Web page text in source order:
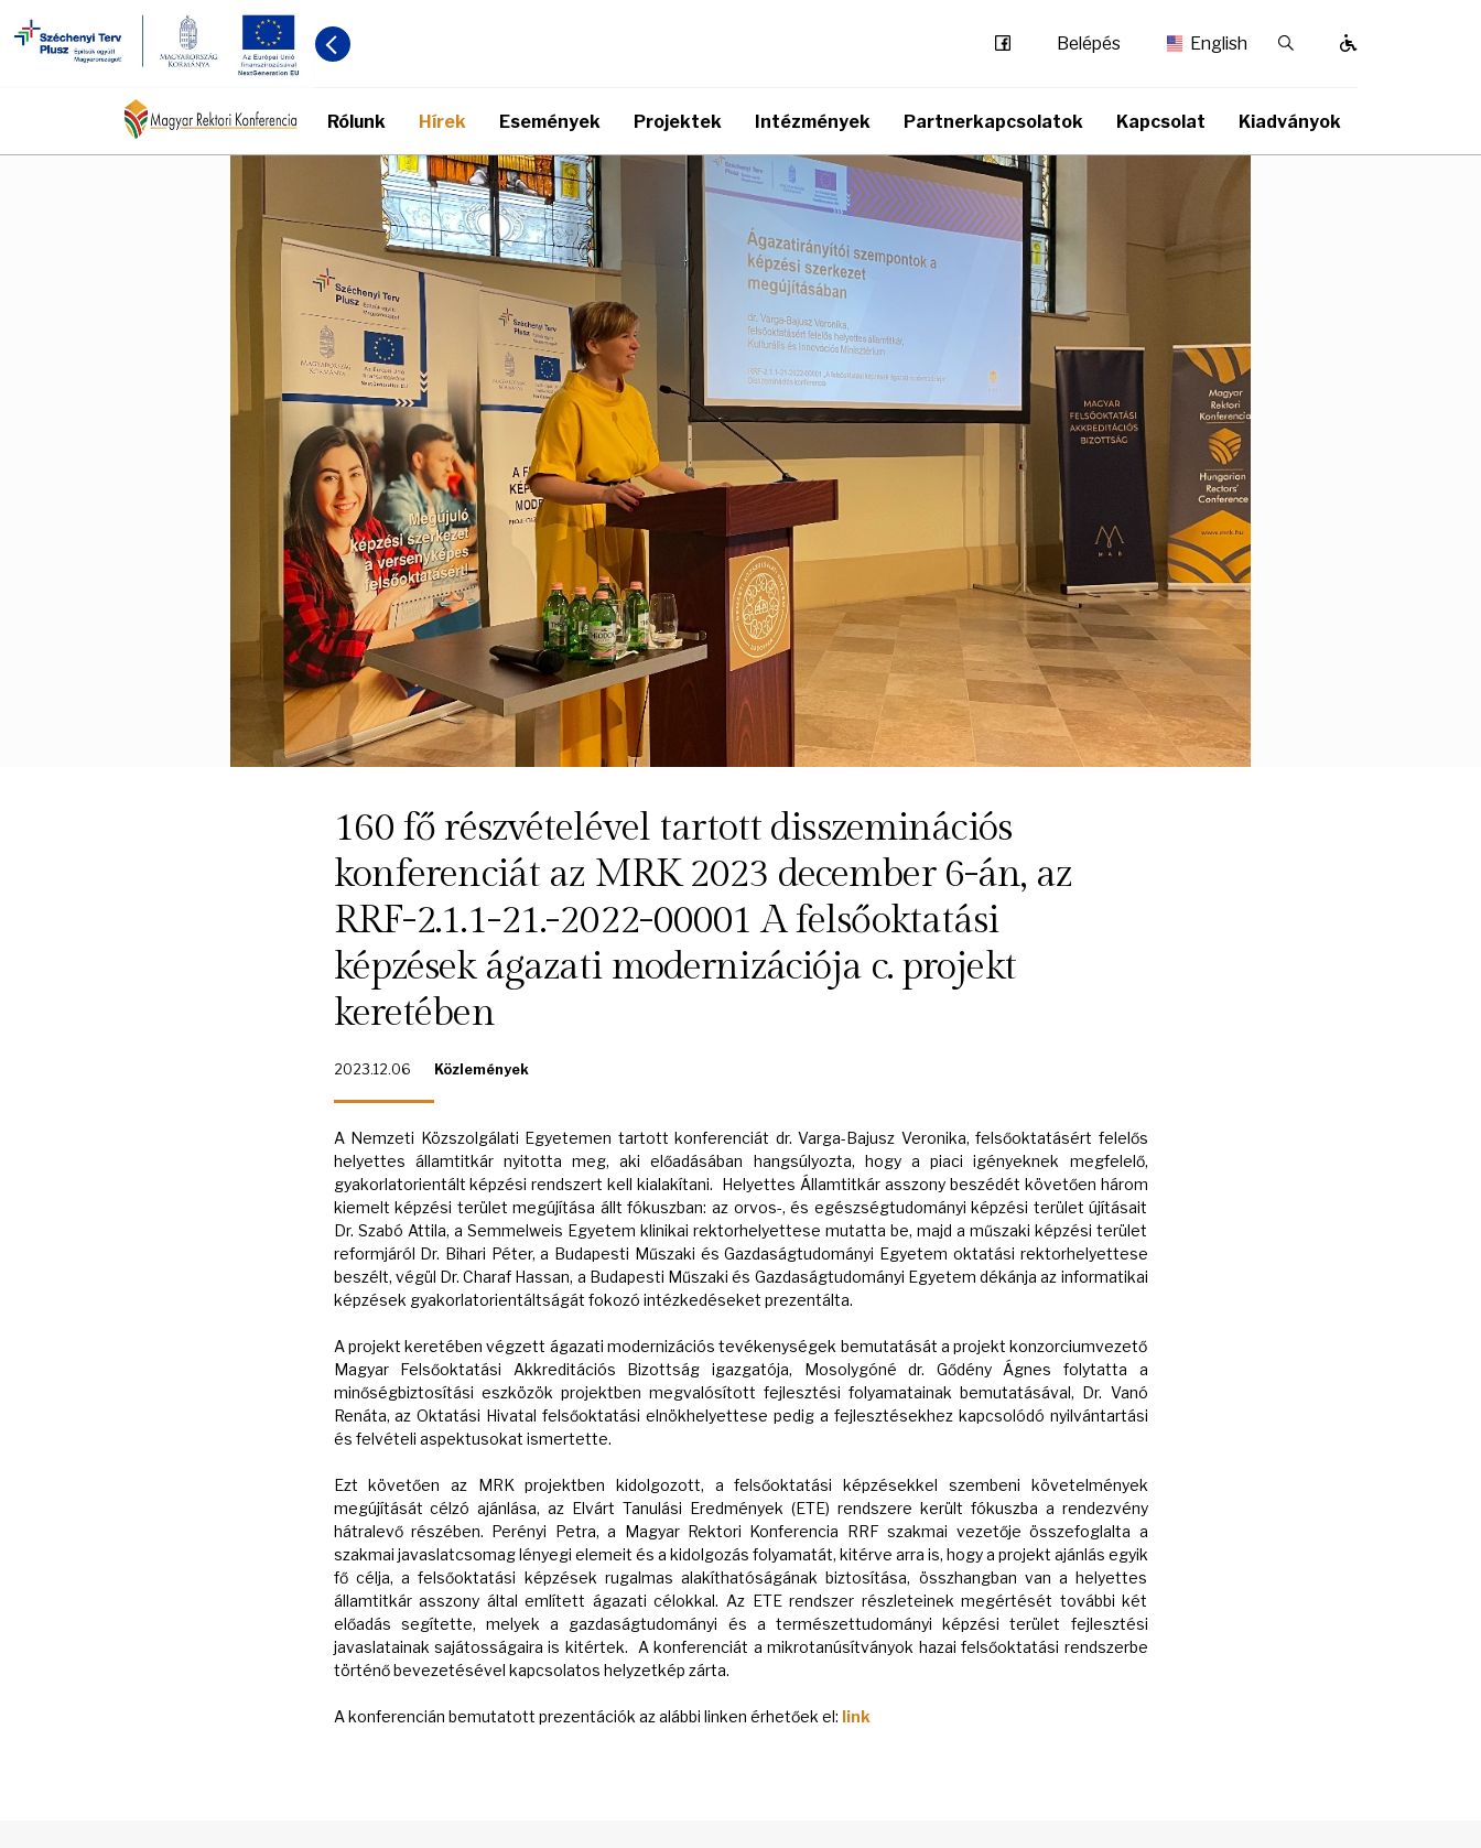
FacebookBelépés English Kereső / Bezárás
Rólunk Hírek Események Projektek Intézmények Partnerkapcsolatok Kapcsolat Kiadványok
160 fő részvételével tartott disszeminációs
konferenciát az MRK 2023 december 6-án, az
RRF-2.1.1-21.-2022-00001 A felsőoktatási
képzések ágazati modernizációja c. projekt
keretében
2023.12.06 Közlemények
A Nemzeti Közszolgálati Egyetemen tartott konferenciát dr. Varga-Bajusz Veronika, felsőoktatásért felelős
helyettes államtitkár nyitotta meg, aki előadásában hangsúlyozta, hogy a piaci igényeknek megfelelő,
gyakorlatorientált képzési rendszert kell kialakítani. Helyettes Államtitkár asszony beszédét követően három
kiemelt képzési terület megújítása állt fókuszban: az orvos-, és egészségtudományi képzési terület újításait
Dr. Szabó Attila, a Semmelweis Egyetem klinikai rektorhelyettese mutatta be, majd a műszaki képzési terület
reformjáról Dr. Bihari Péter, a Budapesti Műszaki és Gazdaságtudományi Egyetem oktatási rektorhelyettese
beszélt, végül Dr. Charaf Hassan, a Budapesti Műszaki és Gazdaságtudományi Egyetem dékánja az informatikai
képzések gyakorlatorientáltságát fokozó intézkedéseket prezentálta.
A projekt keretében végzett ágazati modernizációs tevékenységek bemutatását a projekt konzorciumvezető
Magyar Felsőoktatási Akkreditációs Bizottság igazgatója, Mosolygóné dr. Gődény Ágnes folytatta a
minőségbiztosítási eszközök projektben megvalósított fejlesztési folyamatainak bemutatásával, Dr. Vanó
Renáta, az Oktatási Hivatal felsőoktatási elnökhelyettese pedig a fejlesztésekhez kapcsolódó nyilvántartási
és felvételi aspektusokat ismertette.
Ezt követően az MRK projektben kidolgozott, a felsőoktatási képzésekkel szembeni követelmények
megújítását célzó ajánlása, az Elvárt Tanulási Eredmények (ETE) rendszere került fókuszba a rendezvény
hátralevő részében. Perényi Petra, a Magyar Rektori Konferencia RRF szakmai vezetője összefoglalta a
szakmai javaslatcsomag lényegi elemeit és a kidolgozás folyamatát, kitérve arra is, hogy a projekt ajánlás egyik
fő célja, a felsőoktatási képzések rugalmas alakíthatóságának biztosítása, összhangban van a helyettes
államtitkár asszony által említett ágazati célokkal. Az ETE rendszer részleteinek megértését további két
előadás segítette, melyek a gazdaságtudományi és a természettudományi képzési terület fejlesztési
javaslatainak sajátosságaira is kitértek. A konferenciát a mikrotanúsítványok hazai felsőoktatási rendszerbe
történő bevezetésével kapcsolatos helyzetkép zárta.
A konferencián bemutatott prezentációk az alábbi linken érhetőek el: link